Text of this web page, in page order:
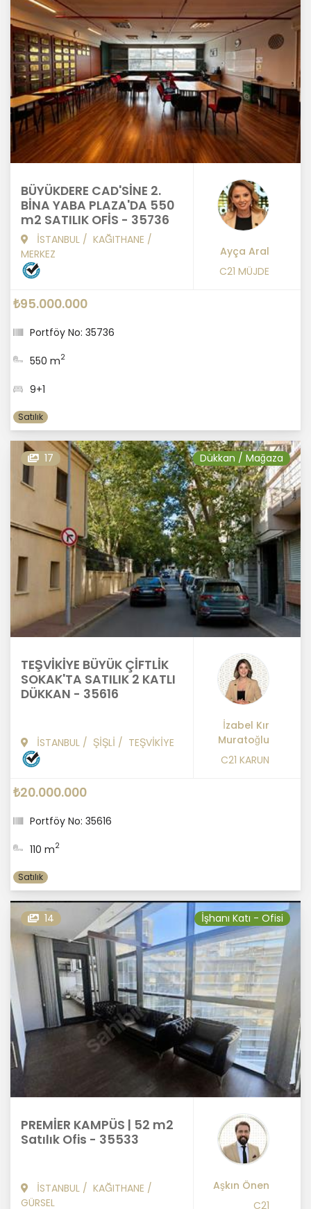
BÜYÜKDERE CAD'SİNE 2.
BİNA YABA PLAZA'DA 550
m2 SATILIK OFİS - 35736
İSTANBUL / KAĞITHANE /
MERKEZ
Ayça Aral
C21 MÜJDE
₺95.000.000
Portföy No: 35736
550 m2
9+1
Satılık
17 Dükkan / Mağaza
TEŞVİKİYE BÜYÜK ÇİFTLİK
SOKAK'TA SATILIK 2 KATLI
DÜKKAN - 35616
İSTANBUL / ŞİŞLİ / TEŞVİKİYE
İzabel Kır
Muratoğlu
C21 KARUN
₺20.000.000
Portföy No: 35616
110 m2
Satılık
14 İşhanı Katı - Ofisi
PREMİER KAMPÜS | 52 m2
Satılık Ofis - 35533
İSTANBUL / KAĞITHANE /
GÜRSEL
Aşkın Önen
C21